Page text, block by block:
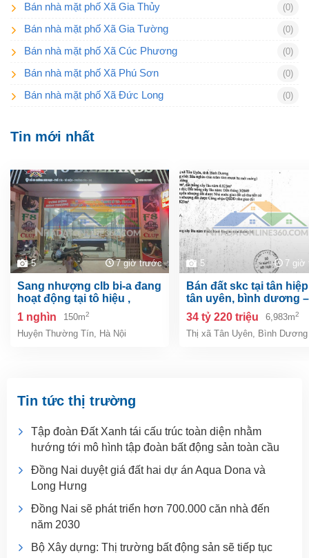
Bán nhà mặt phố Xã Gia Thủy (0)
Bán nhà mặt phố Xã Gia Tường (0)
Bán nhà mặt phố Xã Cúc Phương (0)
Bán nhà mặt phố Xã Phú Sơn (0)
Bán nhà mặt phố Xã Đức Long (0)
Tin mới nhất
5 7 giờ trước
sang nhượng clb bi-a đang
hoạt động tại tô hiệu ,
thường tín, hà nội
1 nghìn 150m2
Huyện Thường Tín, Hà Nội
5 7 giờ
bán đất skc tại tân hiệp, tp.
tân uyên, bình dương –
6.983m²
34 tỷ 220 triệu 6,983m2
Thị xã Tân Uyên, Bình Dương
Tin tức thị trường
Tập đoàn Đất Xanh tái cấu trúc toàn diện nhằm
hướng tới mô hình tập đoàn bất động sản toàn cầu
Đồng Nai duyệt giá đất hai dự án Aqua Dona và
Long Hưng
Đồng Nai sẽ phát triển hơn 700.000 căn nhà đến
năm 2030
Bộ Xây dựng: Thị trường bất động sản sẽ tiếp tục